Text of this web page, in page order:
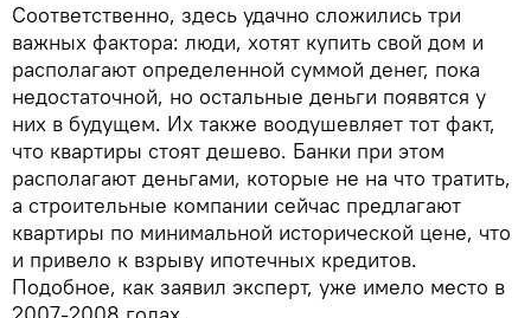
Соответственно, здесь удачно сложились три
важных фактора: люди, хотят купить свой дом и
располагают определенной суммой денег, пока
недостаточной, но остальные деньги появятся у
них в будущем. Их также воодушевляет тот факт,
что квартиры стоят дешево. Банки при этом
располагают деньгами, которые не на что тратить,
а строительные компании сейчас предлагают
квартиры по минимальной исторической цене, что
и привело к взрыву ипотечных кредитов.
Подобное, как заявил эксперт, уже имело место в